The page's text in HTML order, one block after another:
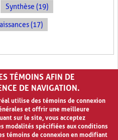
Synthèse (19)
(17)
TÉMOINS AFIN DE
DE NAVIGATION.
utilise des témoins de connexion
et offrir une meilleure
sur le site, vous acceptez
modalités spécifiées aux conditions
témoins de connexion en modifiant